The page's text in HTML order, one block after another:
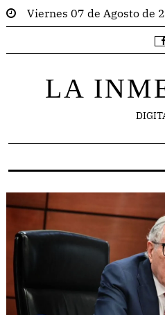
Viernes 07 de Agosto de
LA